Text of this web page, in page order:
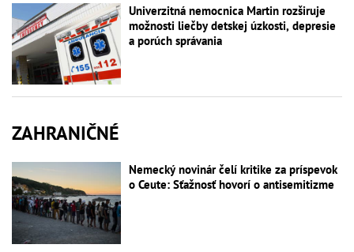
Univerzitná nemocnica Martin rozširuje
možnosti liečby detskej úzkosti, depresie
a porúch správania
ZAHRANIČNÉ
Nemecký novinár čelí kritike za príspevok
o Ceute: Sťažnosť hovorí o antisemitizme